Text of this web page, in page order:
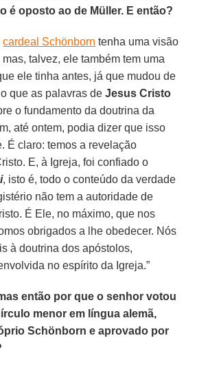
é oposto ao de Müller. E então?
cardeal Schönborn tenha uma visão
talvez, ele também tem uma
ele tinha antes, já que mudou de
que as palavras deJesus Cristo
o fundamento da doutrina da
até ontem, podia dizer que isso
É claro: temos a revelação
E, à Igreja, foi confiado o
, isto é, todo o conteúdo da verdade
não tem a autoridade de
É Ele, no máximo, que nos
obrigados a lhe obedecer. Nós
à doutrina dos apóstolos,
no espírito da Igreja.”
então por que o senhor votou
menor em língua alemã,
Schönborn e aprovado por